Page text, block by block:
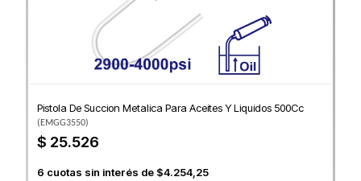
Pistola De Succion Metalica Para Aceites Y Liquidos 500Cc
(EMGG3550)
$ 25.526
6 cuotas sin interés de $4.254,25